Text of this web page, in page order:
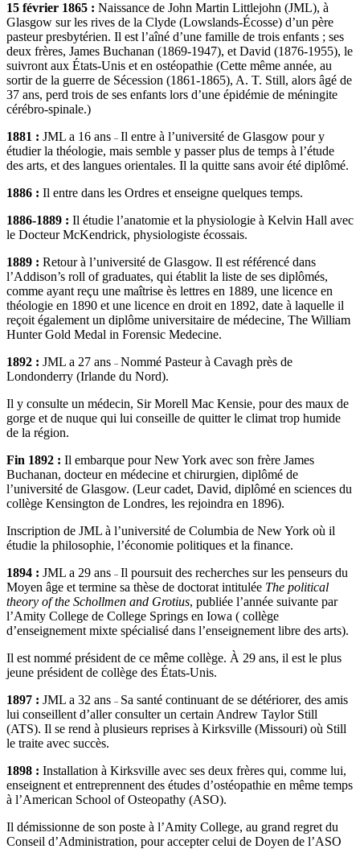
15 février 1865 : Naissance de John Martin Littlejohn (JML), à
Glasgow sur les rives de la Clyde (Lowslands-Écosse) d’un père
pasteur presbytérien. Il est l’aîné d’une famille de trois enfants ; ses
deux frères, James Buchanan (1869-1947), et David (1876-1955), le
suivront aux États-Unis et en ostéopathie (Cette même année, au
sortir de la guerre de Sécession (1861-1865), A. T. Still, alors âgé de
37 ans, perd trois de ses enfants lors d’une épidémie de méningite
cérébro-spinale.)
1881 : JML a 16 ans – Il entre à l’université de Glasgow pour y
étudier la théologie, mais semble y passer plus de temps à l’étude
des arts, et des langues orientales. Il la quitte sans avoir été diplômé.
1886 : Il entre dans les Ordres et enseigne quelques temps.
1886-1889 : Il étudie l’anatomie et la physiologie à Kelvin Hall avec
le Docteur McKendrick, physiologiste écossais.
1889 : Retour à l’université de Glasgow. Il est référencé dans
l’Addison’s roll of graduates, qui établit la liste de ses diplômés,
comme ayant reçu une maîtrise ès lettres en 1889, une licence en
théologie en 1890 et une licence en droit en 1892, date à laquelle il
reçoit également un diplôme universitaire de médecine, The William
Hunter Gold Medal in Forensic Medecine.
1892 : JML a 27 ans – Nommé Pasteur à Cavagh près de
Londonderry (Irlande du Nord).
Il y consulte un médecin, Sir Morell Mac Kensie, pour des maux de
gorge et de nuque qui lui conseille de quitter le climat trop humide
de la région.
Fin 1892 : Il embarque pour New York avec son frère James
Buchanan, docteur en médecine et chirurgien, diplômé de
l’université de Glasgow. (Leur cadet, David, diplômé en sciences du
collège Kensington de Londres, les rejoindra en 1896).
Inscription de JML à l’université de Columbia de New York où il
étudie la philosophie, l’économie politiques et la finance.
1894 : JML a 29 ans – Il poursuit des recherches sur les penseurs du
Moyen âge et termine sa thèse de doctorat intitulée The political
theory of the Schollmen and Grotius, publiée l’année suivante par
l’Amity College de College Springs en Iowa ( collège
d’enseignement mixte spécialisé dans l’enseignement libre des arts).
Il est nommé président de ce même collège. À 29 ans, il est le plus
jeune président de collège des États-Unis.
1897 : JML a 32 ans – Sa santé continuant de se détériorer, des amis
lui conseillent d’aller consulter un certain Andrew Taylor Still
(ATS). Il se rend à plusieurs reprises à Kirksville (Missouri) où Still
le traite avec succès.
1898 : Installation à Kirksville avec ses deux frères qui, comme lui,
enseignent et entreprennent des études d’ostéopathie en même temps
à l’American School of Osteopathy (ASO).
Il démissionne de son poste à l’Amity College, au grand regret du
Conseil d’Administration, pour accepter celui de Doyen de l’ASO